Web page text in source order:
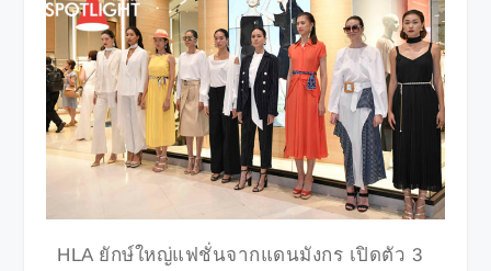
HLA ยักษ์ใหญ่แฟชั่นจากแดนมังกร เปิดตัว 3